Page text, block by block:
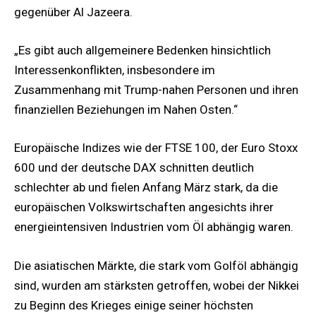
gegenüber Al Jazeera.
„Es gibt auch allgemeinere Bedenken hinsichtlich
Interessenkonflikten, insbesondere im
Zusammenhang mit Trump-nahen Personen und ihren
finanziellen Beziehungen im Nahen Osten.“
Europäische Indizes wie der FTSE 100, der Euro Stoxx
600 und der deutsche DAX schnitten deutlich
schlechter ab und fielen Anfang März stark, da die
europäischen Volkswirtschaften angesichts ihrer
energieintensiven Industrien vom Öl abhängig waren.
Die asiatischen Märkte, die stark vom Golföl abhängig
sind, wurden am stärksten getroffen, wobei der Nikkei
zu Beginn des Krieges einige seiner höchsten